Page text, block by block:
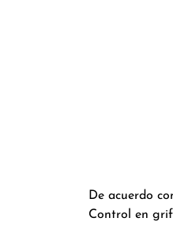
De acuerdo
Control en